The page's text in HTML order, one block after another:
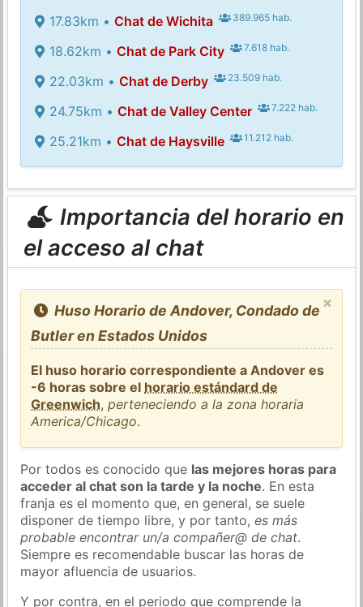
17.83km • Chat de Wichita 389.965 hab.
18.62km • Chat de Park City 7.618 hab.
22.03km • Chat de Derby 23.509 hab.
24.75km • Chat de Valley Center 7.222 hab.
25.21km • Chat de Haysville 11.212 hab.
Importancia del horario en
el acceso al chat
×
Huso Horario de Andover, Condado de
Butler en Estados Unidos
El huso horario correspondiente a Andover es
-6 horas sobre el horario estándard de
Greenwich,perteneciendo a la zona horaria
America/Chicago.
Por todos es conocido que las mejores horas para
acceder al chat son la tarde y la noche. En esta
franja es el momento que, en general, se suele
disponer de tiempo libre, y por tanto,es más
probable encontrar un/a compañer@ de chat.
Siempre es recomendable buscar las horas de
mayor afluencia de usuarios.
Y por contra, en el periodo que comprende la